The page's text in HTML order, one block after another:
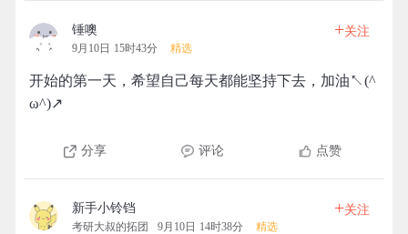
锤噢
9月10日 15时43分 精选
+关注
开始的第一天，希望自己每天都能坚持下去，加油↖(^
ω^)↗
分享 评论 点赞
新手小铃铛
考研大叔的拓团 9月10日 14时38分 精选
+关注